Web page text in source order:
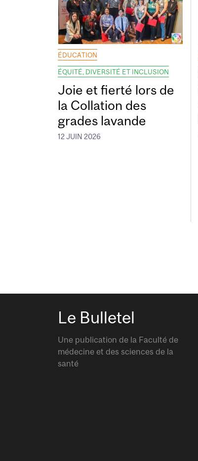
ÉDUCATION
ÉQUITÉ, DIVERSITÉ ET INCLUSION
Joie et fierté lors de
la Collation des
grades lavande
12 JUIN 2026
Le Bulletel
Une publication de la Faculté de
médecine et des sciences de la
santé